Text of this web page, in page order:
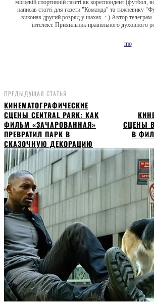
місцевій спортивній газеті як кореспондент (футбол,
написав статті для газети "Команда" та тижневику
виконав другий розряд у шахах. :-) Автор
інтелект. Прихильник правильного духовного
ПРЕДЫДУЩАЯ СТАТЬЯ
КИНЕМАТОГРАФИЧЕСКИЕ
СЦЕНЫ CENTRAL PARK: КАК
ФИЛЬМ «ЗАЧАРОВАННАЯ»
ПРЕВРАТИЛ ПАРК В
СКАЗОЧНУЮ ДЕКОРАЦИЮ
СЦЕНЫ
В